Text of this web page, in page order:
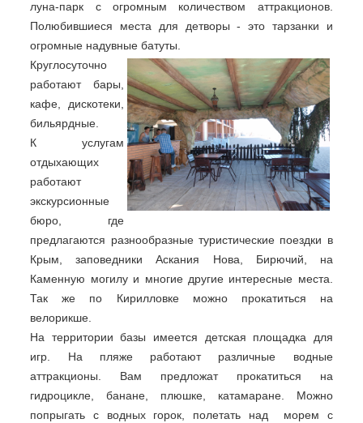
луна-парк с огромным количеством аттракционов.
Полюбившиеся места для детворы - это тарзанки и
огромные надувные батуты.
Круглосуточно
работают бары,
кафе, дискотеки,
бильярдные.
К услугам
отдыхающих
работают
экскурсионные
бюро, где
предлагаются разнообразные туристические поездки в
Крым, заповедники Аскания Нова, Бирючий, на
Каменную могилу и многие другие интересные места.
Так же по Кирилловке можно прокатиться на
велорикше.
На территории базы имеется детская площадка для
игр. На пляже работают различные водные
аттракционы. Вам предложат прокатиться на
гидроцикле, банане, плюшке, катамаране. Можно
попрыгать с водных горок, полетать над морем с